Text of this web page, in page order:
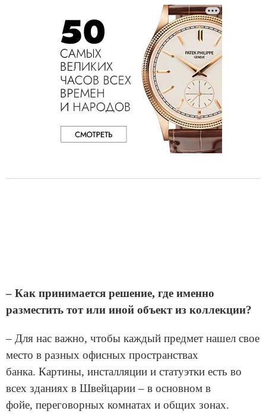
– Как принимается решение, где именно
разместить тот или иной объект из коллекции?
– Для нас важно, чтобы каждый предмет нашел свое
место в разных офисных пространствах
банка. Картины, инсталляции и статуэтки есть во
всех зданиях в Швейцарии – в основном в
фойе, переговорных комнатах и общих зонах.